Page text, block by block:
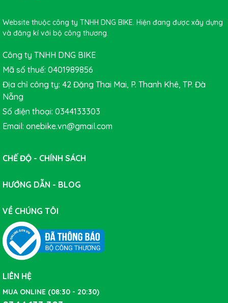
Mũ bảo hiểm GIRO FIXTUREgọn nhẹ dễ dàng mang
theo trên mọi chặng đường. Mũ bảo hiểm sử dụng được
trong điều kiện thời tiết nắng giúp hạn chế ánh nắng
chiếu trực tiếp vào mắt khi đang di chuyển.
Bên trong có lớp đệm lót bám vào đầu chắc chắn và cực
kì nhanh khô, bên ngoài có lớp phản quang giúp các
phương tiện khác dễ dàng phát hiện khi đạp xe buổi tối.
Website thuộc công ty TNHH DNG BIKE. Hiện đang được xây dựng
và đăng kí với bộ công thương.
Công ty TNHH DNG BIKE
Mã số thuế: 0401989856
Địa chỉ công ty: 42 Đặng Thai Mai, P. Thanh Khê, TP. Đà
Nẵng
Số điện thoại: 0344133303
Email: onebike.vn@gmail.com
CHẾ ĐỘ - CHÍNH SÁCH
HƯỚNG DẪN - BLOG
VỀ CHÚNG TÔI
LIÊN HỆ
MUA ONLINE (08:30 - 20:30)